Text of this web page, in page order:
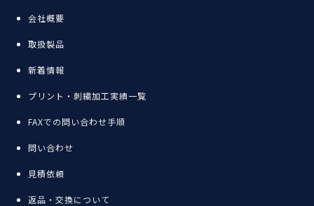
会社概要
取扱製品
新着情報
プリント・刺繍加工実績一覧
FAXでの問い合わせ手順
問い合わせ
見積依頼
返品・交換について